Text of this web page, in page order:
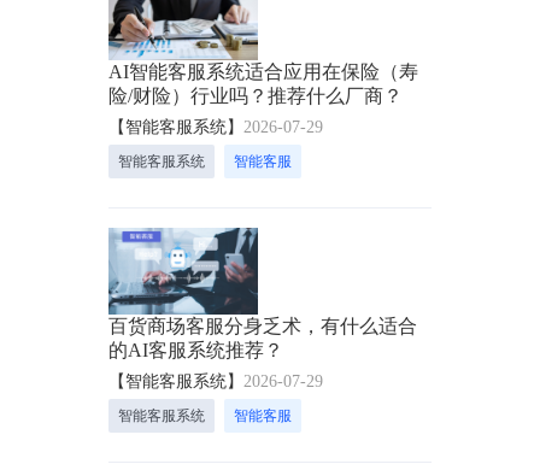
AI智能客服系统适合应用在保险（寿
险/财险）行业吗？推荐什么厂商？
【智能客服系统】 2026-07-29
智能客服系统 智能客服
百货商场客服分身乏术，有什么适合
的AI客服系统推荐？
【智能客服系统】 2026-07-29
智能客服系统 智能客服